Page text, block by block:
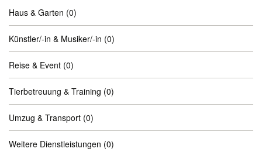
Haus & Garten (0)
Künstler/-in & Musiker/-in (0)
Reise & Event (0)
Tierbetreuung & Training (0)
Umzug & Transport (0)
Weitere Dienstleistungen (0)